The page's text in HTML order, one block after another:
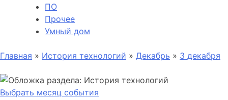
ПО
Прочее
Умный дом
Главная » История технологий » Декабрь » 3 декабря
Выбрать месяц события